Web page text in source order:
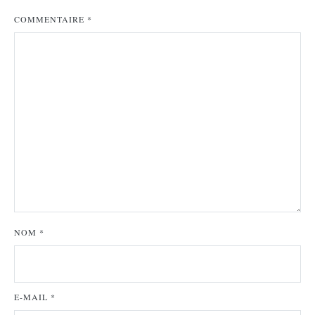
COMMENTAIRE *
NOM *
E-MAIL *